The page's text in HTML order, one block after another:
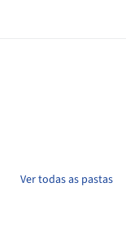
Ver todas as pastas